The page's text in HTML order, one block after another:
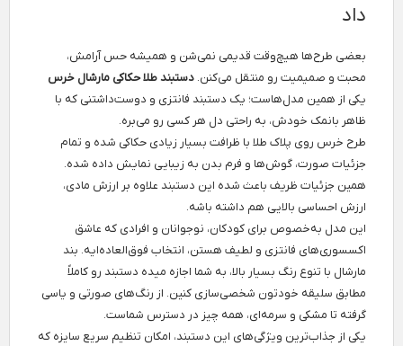
داد
بعضی طرح‌ها هیچ‌وقت قدیمی نمی‌شن و همیشه حس آرامش،
محبت و صمیمیت رو منتقل می‌کنن. دستبند طلا حکاکی مارشال خرس
یکی از همین مدل‌هاست؛ یک دستبند فانتزی و دوست‌داشتنی که با
ظاهر بانمک خودش، به راحتی دل هر کسی رو می‌بره.
طرح خرس روی پلاک طلا با ظرافت بسیار زیادی حکاکی شده و تمام
جزئیات صورت، گوش‌ها و فرم بدن به زیبایی نمایش داده شده.
همین جزئیات ظریف باعث شده این دستبند علاوه بر ارزش مادی،
ارزش احساسی بالایی هم داشته باشه.
این مدل به‌خصوص برای کودکان، نوجوانان و افرادی که عاشق
اکسسوری‌های فانتزی و لطیف هستن، انتخاب فوق‌العاده‌ایه. بند
مارشال با تنوع رنگ بسیار بالا، به شما اجازه میده دستبند رو کاملاً
مطابق سلیقه خودتون شخصی‌سازی کنین. از رنگ‌های صورتی و یاسی
گرفته تا مشکی و سرمه‌ای، همه چیز در دسترس شماست.
یکی از جذاب‌ترین ویژگی‌های این دستبند، امکان تنظیم سریع سایزه که